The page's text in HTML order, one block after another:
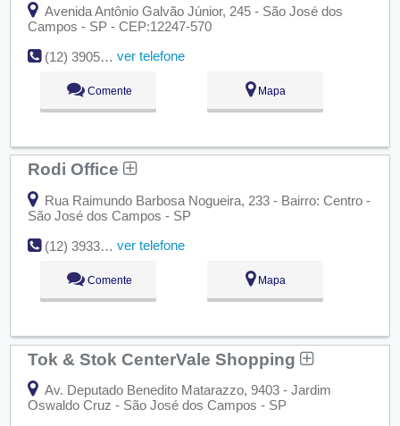
Avenida Antônio Galvão Júnior, 245 - São José dos
Campos - SP - CEP:12247-570
(12) 3905-4998
ver telefone
Comente Mapa
Rodi Office
Rua Raimundo Barbosa Nogueira, 233 - Bairro: Centro -
São José dos Campos - SP
(12) 3933-5857
ver telefone
Comente Mapa
Tok & Stok CenterVale Shopping
Av. Deputado Benedito Matarazzo, 9403 - Jardim
Oswaldo Cruz - São José dos Campos - SP